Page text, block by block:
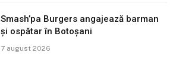
Smash’pa Burgers angajează barman
și ospătar în Botoșani
7 august 2026